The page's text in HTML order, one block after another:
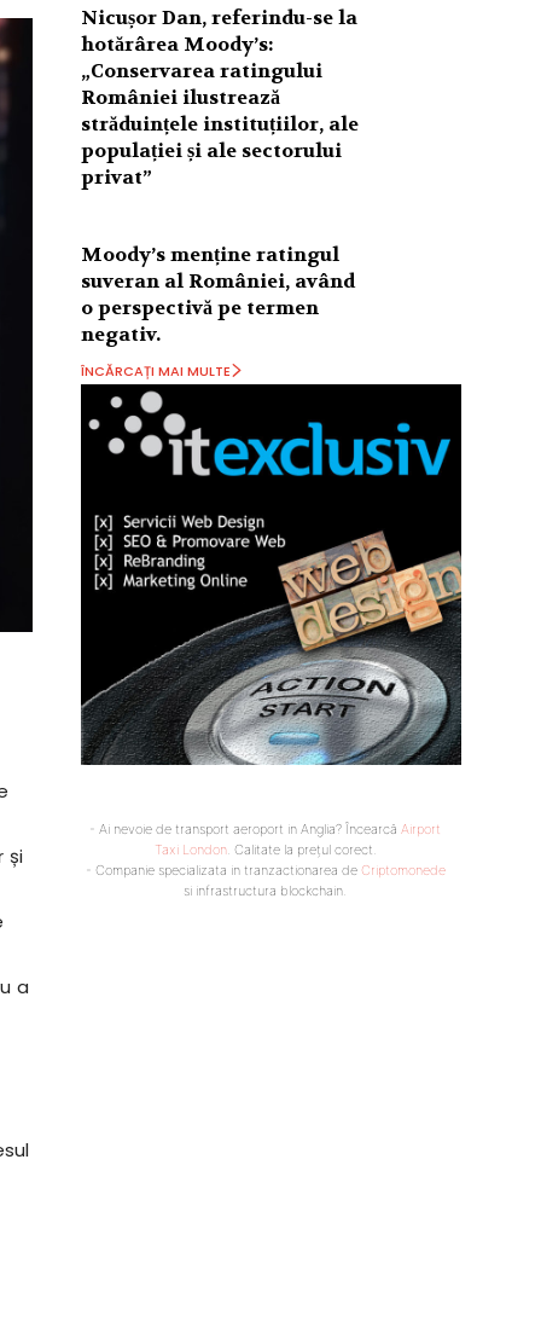
și
a
Nicușor Dan, referindu-se la
hotărârea Moody’s:
„Conservarea ratingului
României ilustrează
străduințele instituțiilor, ale
populației și ale sectorului
privat”
Moody’s menține ratingul
suveran al României, având
o perspectivă pe termen
negativ.
ÎNCĂRCAȚI MAI MULTE
- Ai nevoie de transport aeroport in Anglia? Încearcă Airport
Taxi London. Calitate la prețul corect.
- Companie specializata in tranzactionarea de Criptomonede
si infrastructura blockchain.